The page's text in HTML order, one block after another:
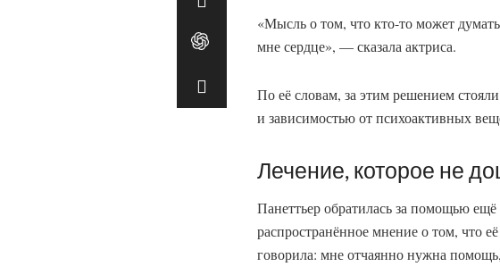
«Мысль о том, что кто-то может
мне сердце», — сказала актриса.
По её словам, за этим решением
и зависимостью от психоактивных
Лечение, которое не
Панеттьер обратилась за помощью
распространённое мнение о том, что
говорила: мне отчаянно нужна